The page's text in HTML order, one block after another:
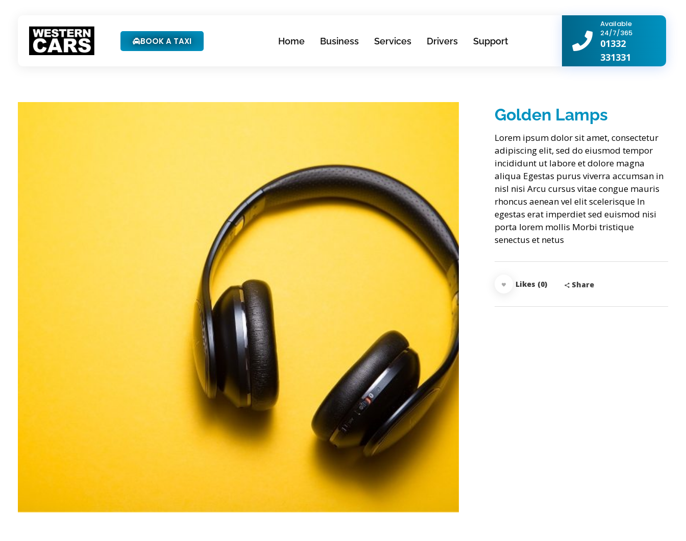
BOOK A TAXI Home Business Services Drivers Support
Available
24/7/365
01332
331331
Golden Lamps
Lorem ipsum dolor sit amet, consectetur
adipiscing elit, sed do eiusmod tempor
incididunt ut labore et dolore magna
aliqua Egestas purus viverra accumsan in
nisl nisi Arcu cursus vitae congue mauris
rhoncus aenean vel elit scelerisque In
egestas erat imperdiet sed euismod nisi
porta lorem mollis Morbi tristique
senectus et netus
Likes (0) Share